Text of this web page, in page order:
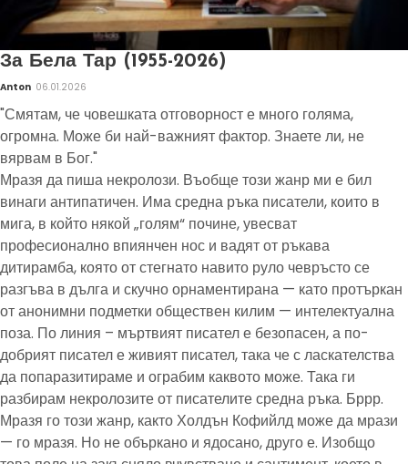
За Бела Тар (1955-2026)
Anton 06.01.2026
"Смятам, че човешката отговорност е много голяма,
огромна. Може би най-важният фактор. Знаете ли, не
вярвам в Бог."
Мразя да пиша некролози. Въобще този жанр ми е бил
винаги антипатичен. Има средна ръка писатели, които в
мига, в който някой „голям“ почине, увесват
професионално впиянчен нос и вадят от ръкава
дитирамба, която от стегнато навито руло чевръсто се
разгъва в дълга и скучно орнаментирана — като протъркан
от анонимни подметки обществен килим — интелектуална
поза. По линия – мъртвият писател е безопасен, а по-
добрият писател е живият писател, така че с ласкателства
да попаразитираме и ограбим каквото може. Така ги
разбирам некролозите от писателите средна ръка. Бррр.
Мразя го този жанр, както Холдън Кофийлд може да мрази
— го мразя. Но не объркано и ядосано, друго е. Изобщо